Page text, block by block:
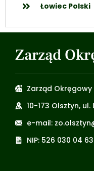
Łowiec Polski
Zarząd
Zarząd
10-173 Olsztyn, ul.
e-mail:
NIP: 526 030 04 63